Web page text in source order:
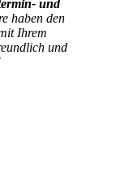
und
haben den
Ihrem
und